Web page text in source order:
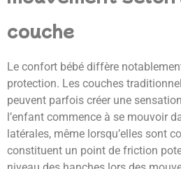
couche
Le confort bébé diffère
protection. Les couches
peuvent parfois créer une
l’enfant commence à se mouvoir
latérales, même lorsqu’elles sont
constituent un point de friction